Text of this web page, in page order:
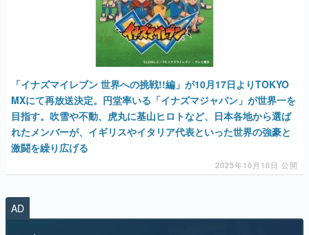
ゲームが変えた日本語
「経験値」「裏技」「ラスボス」… ゲームにまつわる言葉
の起源や用法の変遷を、コンピューター文化史研究家・タ
イニーP氏が徹底調査。
カテゴリ
特集記事
マンガ
女性向け
その他
「イナズマイレブン 世界への挑戦!!編」が10月17日よりTOKYO
MXにて再放送決定。円堂率いる「イナズマジャパン」が世界一を
目指す。吹雪や不動、虎丸に基山ヒロトなど、日本各地から選ば
れたメンバーが、イギリスやイタリア代表といった世界の強豪と
激闘を繰り広げる
2025年10月10日 公開
AD